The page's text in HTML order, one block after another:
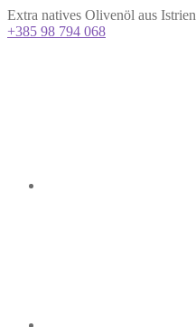
Extra natives Olivenöl aus Istrien
+385 98 794 068